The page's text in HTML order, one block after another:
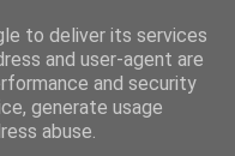
to deliver its services
and user-agent are
and security
generate usage
abuse.